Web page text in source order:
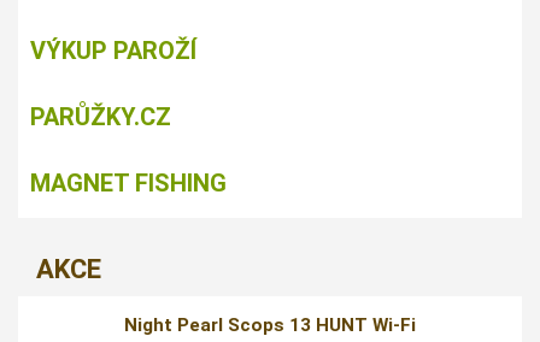
VÝKUP PAROŽÍ
PARŮŽKY.CZ
MAGNET FISHING
AKCE
Night Pearl Scops 13 HUNT Wi-Fi